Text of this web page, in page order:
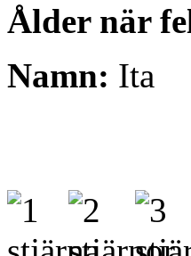
Ålder när
Namn: Ita